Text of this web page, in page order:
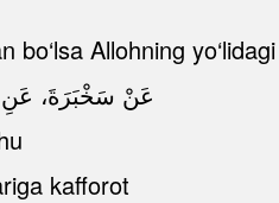
Allohning
عَنْ سَخْبَرَةَ، عَنِ
kafforot